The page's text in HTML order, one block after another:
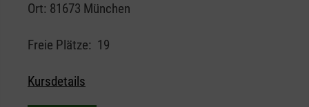
Ort: 81673 München
Freie Plätze: 19
Kursdetails